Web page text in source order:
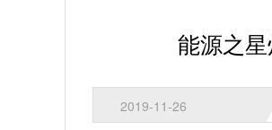
能源之
2019-11-26